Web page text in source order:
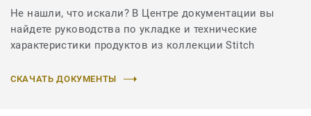
Не нашли, что искали? В Центре документации вы
найдете руководства по укладке и технические
характеристики продуктов из коллекции Stitch
СКАЧАТЬ ДОКУМЕНТЫ